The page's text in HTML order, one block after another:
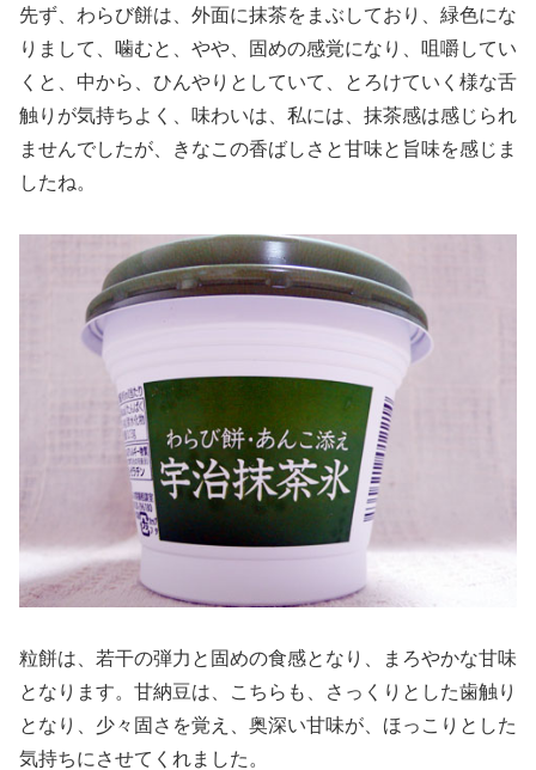
先ず、わらび餅は、外面に抹茶をまぶしており、緑色にな
りまして、噛むと、やや、固めの感覚になり、咀嚼してい
くと、中から、ひんやりとしていて、とろけていく様な舌
触りが気持ちよく、味わいは、私には、抹茶感は感じられ
ませんでしたが、きなこの香ばしさと甘味と旨味を感じま
したね。
粒餅は、若干の弾力と固めの食感となり、まろやかな甘味
となります。甘納豆は、こちらも、さっくりとした歯触り
となり、少々固さを覚え、奥深い甘味が、ほっこりとした
気持ちにさせてくれました。